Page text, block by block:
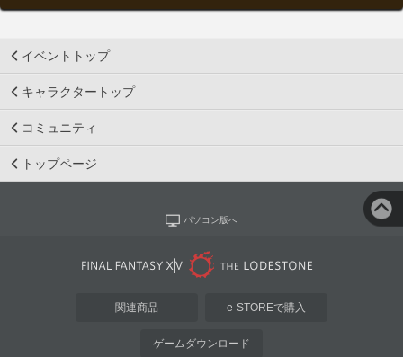
イベントトップ
キャラクタートップ
コミュニティ
トップページ
パソコン版へ
関連商品 e-STOREで購入
ゲームダウンロード